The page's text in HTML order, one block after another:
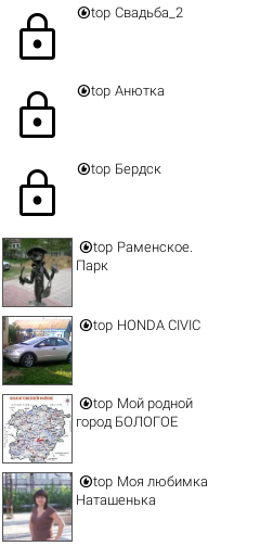
lock top Свадьба_2
lock top Анютка
lock top Бердск
top Раменское.
Парк
top HONDA CIVIC
top Мой родной
город БОЛОГОЕ
top Моя любимка
Наташенька